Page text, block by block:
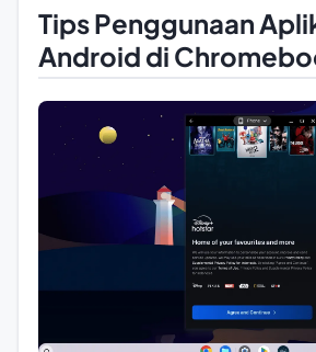
Tips Penggunaan
Android di